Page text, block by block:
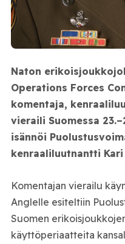
Naton
Operations Forces
komentaja,
vieraili Suomessa
isännöi
kenraaliluutnantti Kari
Komentajan vierailu
Anglelle esiteltiin
Suomen
käyttöperiaatteita